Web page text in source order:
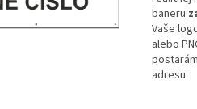
baneru
Vaše
alebo
adresu.